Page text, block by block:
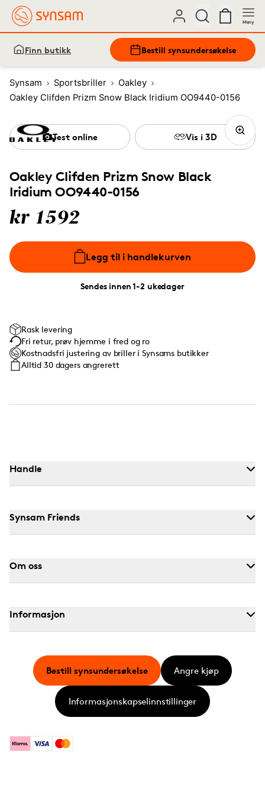
Meny
Finn butikk Bestill synsundersøkelse
Synsam Sportsbriller
Oakley
Oakley Clifden Prizm Snow Black Iridium OO9440-0156
Oakley Clifden Prizm Snow Black
Iridium OO9440-0156
kr 1592
Legg til i handlekurven
Sendes innen 1-2 ukedager
Test online Vis i 3D
Rask levering
Fri retur, prøv hjemme i fred og ro
Kostnadsfri justering av briller i Synsams butikker
Alltid 30 dagers angrerett
Handle
Synsam Friends
Om oss
Informasjon
KlarnaVisa Mastercard
Bestill synsundersøkelse Angre kjøp
Informasjonskapselinnstillinger